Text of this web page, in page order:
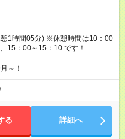
1時間05分) ※休憩時間は10：00
15：00～15：10 です！
～！
る 詳細へ